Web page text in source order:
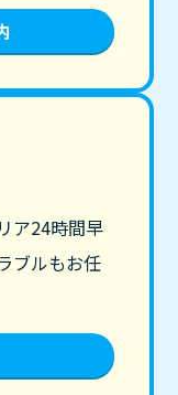
ア24時間早
ブルもお任